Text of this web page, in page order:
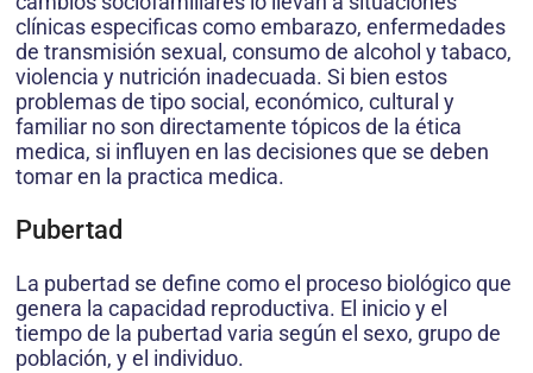
clínicas especificas como embarazo, enfermedades
de transmisión sexual, consumo de alcohol y tabaco,
violencia y nutrición inadecuada. Si bien estos
problemas de tipo social, económico, cultural y
familiar no son directamente tópicos de la ética
medica, si influyen en las decisiones que se deben
tomar en la practica medica.
Pubertad
La pubertad se define como el proceso biológico que
genera la capacidad reproductiva. El inicio y el
tiempo de la pubertad varia según el sexo, grupo de
población, y el individuo.